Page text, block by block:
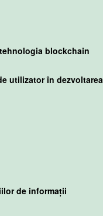
blockchain
utilizator în dezvoltarea
de informaţii